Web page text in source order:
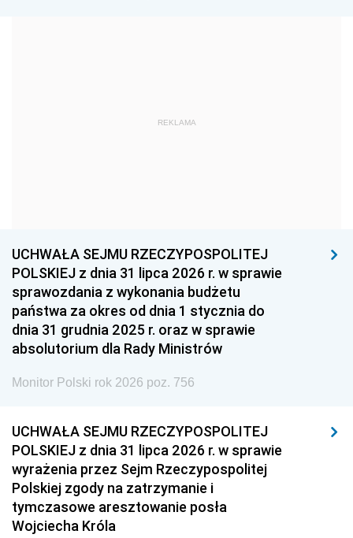
1959
1939 1938 1937
1936 1930
REKLAMA
UCHWAŁA SEJMU RZECZYPOSPOLITEJ
POLSKIEJ z dnia 31 lipca 2026 r. w sprawie
sprawozdania z wykonania budżetu
państwa za okres od dnia 1 stycznia do
dnia 31 grudnia 2025 r. oraz w sprawie
absolutorium dla Rady Ministrów
Monitor Polski rok 2026 poz. 756
UCHWAŁA SEJMU RZECZYPOSPOLITEJ
POLSKIEJ z dnia 31 lipca 2026 r. w sprawie
wyrażenia przez Sejm Rzeczypospolitej
Polskiej zgody na zatrzymanie i
tymczasowe aresztowanie posła
Wojciecha Króla